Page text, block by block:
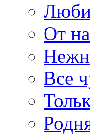
От
Все